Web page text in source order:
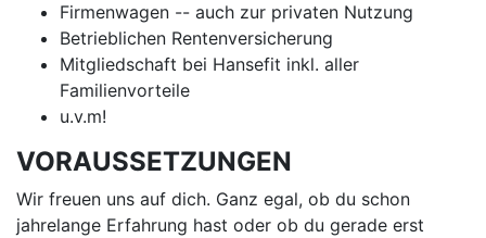
Firmenwagen -- auch zur privaten Nutzung
Betrieblichen Rentenversicherung
Mitgliedschaft bei Hansefit inkl. aller
Familienvorteile
u.v.m!
VORAUSSETZUNGEN
Wir freuen uns auf dich. Ganz egal, ob du schon
jahrelange Erfahrung hast oder ob du gerade erst